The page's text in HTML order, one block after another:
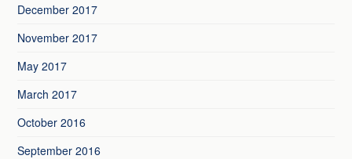
December 2017
November 2017
May 2017
March 2017
October 2016
September 2016